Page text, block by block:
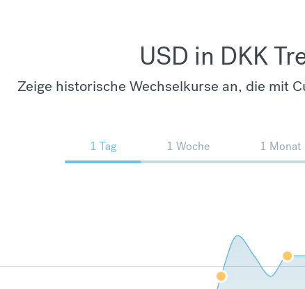
USD in DKK
Zeige historische Wechselkurse an, die mit
1 Tag 1 Woche 1 Monat